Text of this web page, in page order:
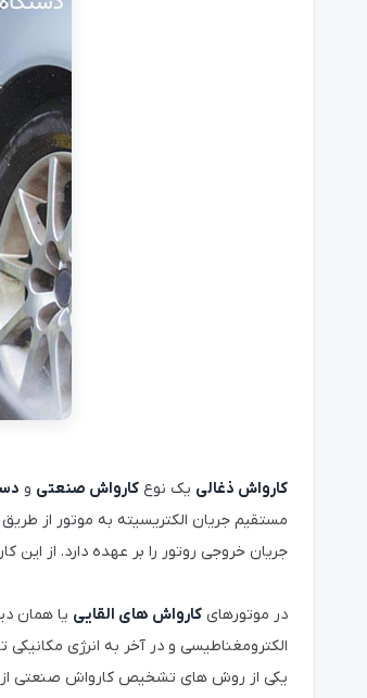
کارواش ذغالی یک نوع کارواش صنعتی و
مستقیم جریان الکتریسیته به موتور از
جریان خروجی روتور را بر عهده دارد. از این
در موتورهای کارواش های القایی یا همان
الکترومغناطیسی و در آخر به انرژی